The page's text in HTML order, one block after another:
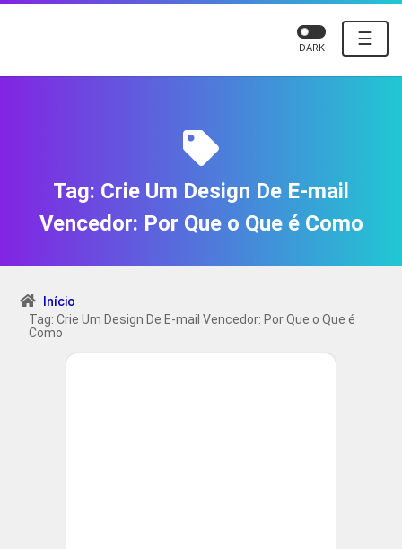
☰
DARK
Tag: Crie Um Design De E-mail
Vencedor: Por Que o Que é Como
Início
Tag: Crie Um Design De E-mail Vencedor: Por Que o Que é
Como